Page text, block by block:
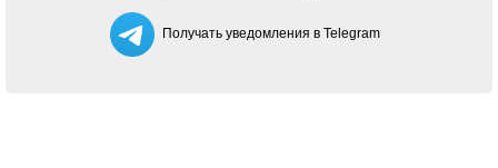
Получать уведомления в Telegram